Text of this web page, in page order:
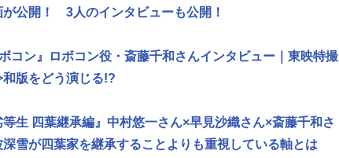
が公開！ 3人のインタビューも公開！
コン』ロボコン役・斎藤千和さんインタビュー｜東映特撮
版をどう演じる!?
生 四葉継承編』中村悠一さん×早見沙織さん×斎藤千和さ
雪が四葉家を継承することよりも重視している軸とは